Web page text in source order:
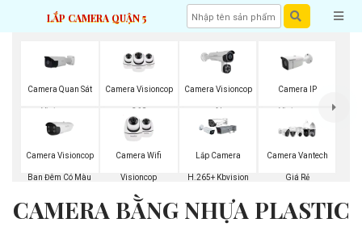
LẮP CAMERA QUẬN 5
Camera Quan Sát
Visioncop
Camera Visioncop
360
Camera Visioncop
Al
Camera IP
Visioncop
Camera Visioncop
Ban Đêm Có Màu
Camera Wifi
Visioncop
Lắp Camera
H.265+ Kbvision
Camera Vantech
Giá Rẻ
CAMERA BẰNG NHỰA PLASTIC